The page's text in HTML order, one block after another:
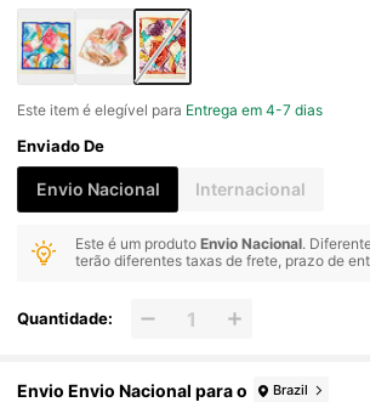
Este item é elegível para Entrega em 4-7 dias
Enviado De
Envio Nacional Internacional
Este é um produtoEnvio Nacional.
terão diferentes taxas de frete, prazo de
Quantidade:
Envio Envio Nacional para o Brazil